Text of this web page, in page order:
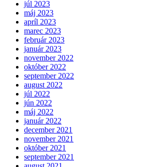
júl 2023
máj 2023
apríl 2023
marec 2023
február 2023
január 2023
november 2022
október 2022
september 2022
august 2022
júl 2022
jún 2022
máj 2022
január 2022
december 2021
november 2021
október 2021
september 2021